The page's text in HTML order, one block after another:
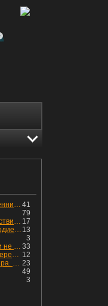
41
Летнее обострение. Как мошенники пытаются подсунуть кнопку "БАБЛО" девушкам
79
17
Мой портфль: последние действия и текущая структура. Краткий комментарий по всем позициям
13
НОВАТЭК: Отчет за 1-е полугодие 2026 - прибыль продолжает падать, но лучшее впереди, если не прилетит
3
33
Дивиденды пришли, но пошли не туда
12
ФСК-Россети. Отчет РСБУ. Очередная допка - бомбовые новости в эфире
23
Евротранс — гениальная афера. Собрал с инвесторов денег, выплатил дивидендов больше текущей капитализации и ушёл в дефолт
49
3